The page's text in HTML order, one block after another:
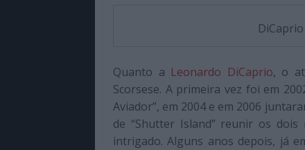
Quanto a Leonardo DiCaprio, o
Scorsese. A primeira vez foi em
Aviador”, em 2004 e em 2006
de “Shutter Island” reunir os
intrigado. Alguns anos depois, já